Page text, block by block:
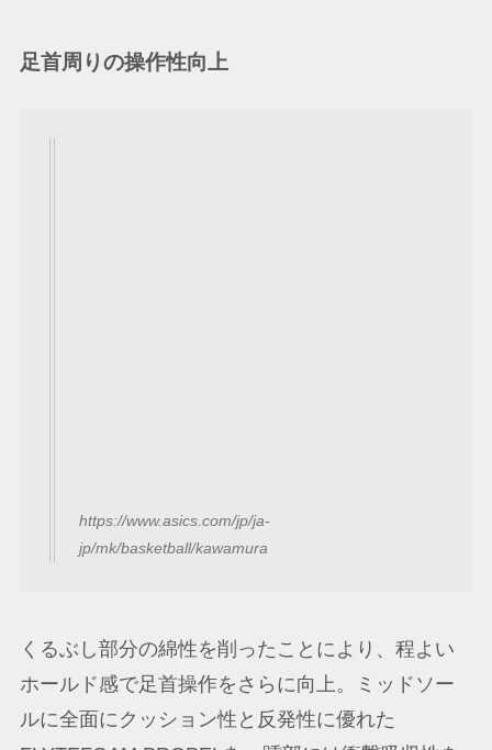
足首周りの操作性向上
https://www.asics.com/jp/ja-
jp/mk/basketball/kawamura
くるぶし部分の綿性を削ったことにより、程よい
ホールド感で足首操作をさらに向上。ミッドソー
ルに全面にクッション性と反発性に優れた